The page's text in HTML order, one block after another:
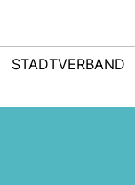
STADTVERBAND